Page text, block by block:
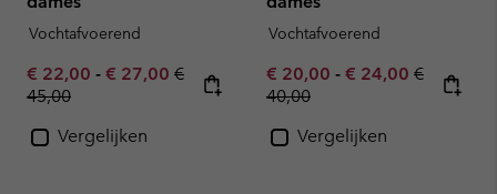
Vochtafvoerend
Minimum sale price:
€ 22,00 - Maximum sale price:
€ 27,00 Regular price:
€
45,00
Vergelijken
Vochtafvoerend
Minimum sale price:
€ 20,00 - Maximum sale
€ 24,00 Regular
€
40,00
Vergelijken